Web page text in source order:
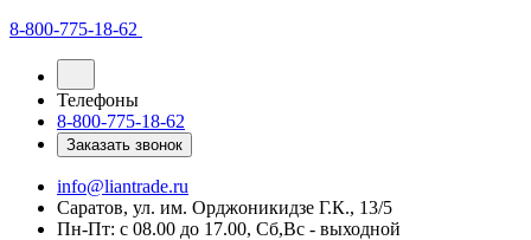
8-800-775-18-62
Телефоны
8-800-775-18-62
Заказать звонок
info@liantrade.ru
Саратов, ул. им. Орджоникидзе Г.К., 13/5
Пн-Пт: c 08.00 до 17.00, Cб,Вс - выходной